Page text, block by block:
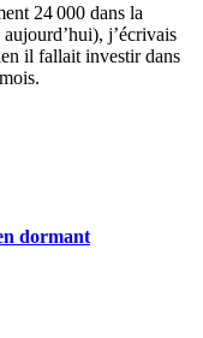
24 000 dans la
j’écrivais
il fallait investir dans
dormant